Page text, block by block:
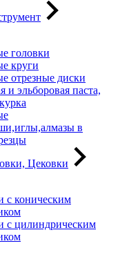
головки
круги
отрезные диски
и эльборовая паста,
в
Цековки
с коническим
с цилиндрическим